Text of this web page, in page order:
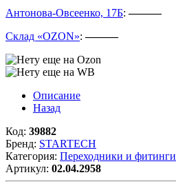
Антонова-Овсеенко, 17Б:———
Склад «OZON»:———
Описание
Назад
Код: 39882
Бренд: STARTECH
Категория: Переходники и фитинги
Артикул: 02.04.2958